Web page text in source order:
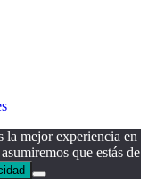
la mejor experiencia en
que estás de